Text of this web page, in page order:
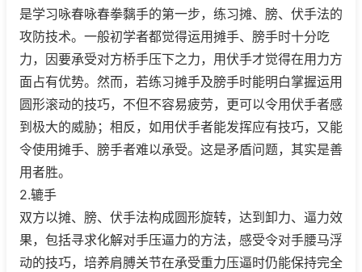
是学习咏春咏春拳黐手的第一步，练习摊、膀、伏手法的
攻防技术。一般初学者都觉得运用摊手、膀手时十分吃
力，因要承受对方桥手压下之力，用伏手才觉得在用力方
面占有优势。然而，若练习摊手及膀手时能明白掌握运用
圆形滚动的技巧，不但不容易疲劳，更可以令用伏手者感
到极大的威胁；相反，如用伏手者能发挥应有技巧，又能
令使用摊手、膀手者难以承受。这是矛盾问题，其实是善
用者胜。
2.辘手
双方以摊、膀、伏手法构成圆形旋转，达到卸力、逼力效
果，包括寻求化解对手压逼力的方法，感受令对手腰马浮
动的技巧，培养肩膊关节在承受重力压逼时仍能保持完全